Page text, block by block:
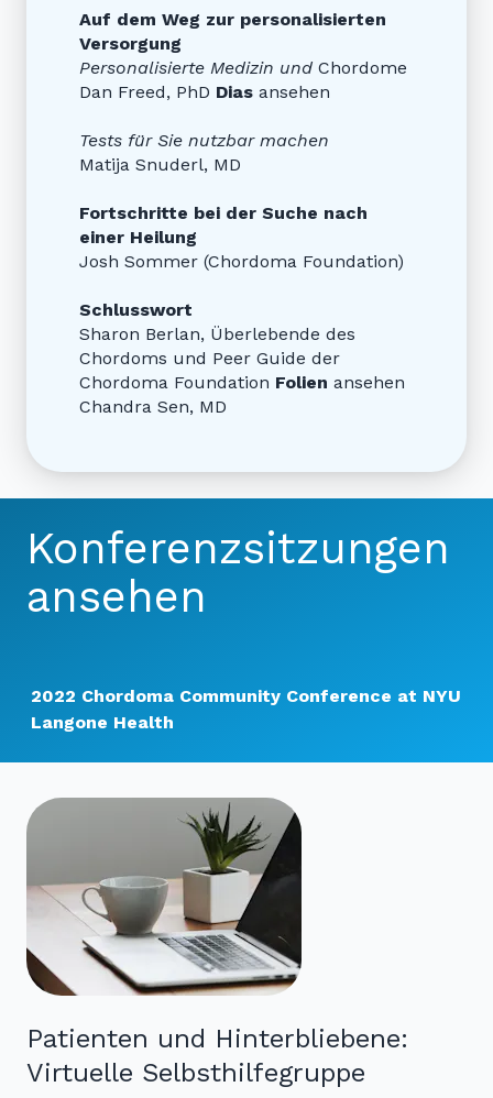
Auf dem Weg zur personalisierten
Versorgung
Personalisierte Medizin und Chordome
Dan Freed, PhD Dias ansehen
Tests für Sie nutzbar machen
Matija Snuderl, MD
Fortschritte bei der Suche nach
einer Heilung
Josh Sommer (Chordoma Foundation)
Schlusswort
Sharon Berlan, Überlebende des
Chordoms und Peer Guide der
Chordoma Foundation Folien ansehen
Chandra Sen, MD
Konferenzsitzungen
ansehen
2022 Chordoma Community Conference at NYU
Langone Health
Patienten und Hinterbliebene:
Virtuelle Selbsthilfegruppe